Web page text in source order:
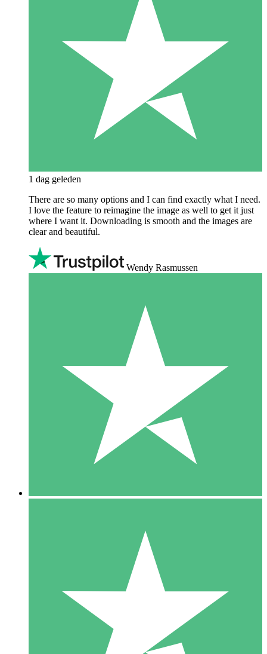
1 dag geleden
There are so many options and I can find exactly what I need.
I love the feature to reimagine the image as well to get it just
where I want it. Downloading is smooth and the images are
clear and beautiful.
Wendy Rasmussen